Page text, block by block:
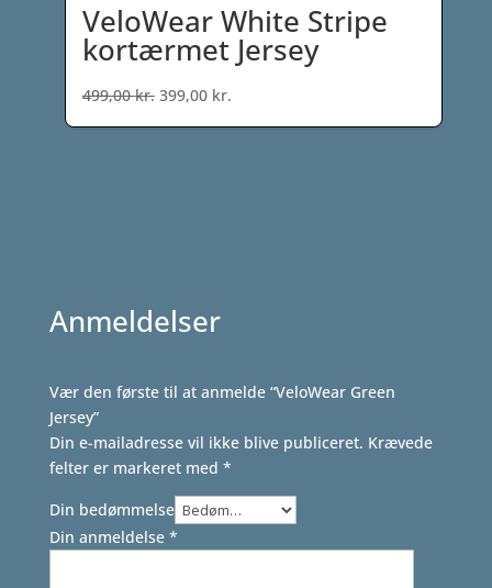
VeloWear White Stripe
kortærmet Jersey
499,00kr. Den
oprindelige
399,00 kr.Den
aktuelle
Anmeldelser
Vær den første til at anmelde “VeloWear Green
Jersey”
Din e-mailadresse vil ikke blive publiceret. Krævede
felter er markeret med *
Din bedømmelse
Din anmeldelse *